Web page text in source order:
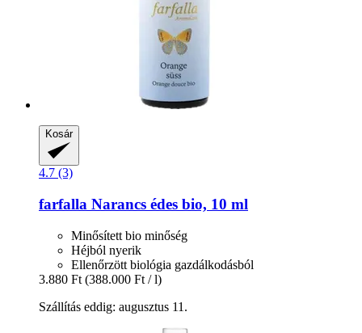
Kosár
4.7 (3)
farfalla Narancs édes bio, 10 ml
Minősített bio minőség
Héjból nyerik
Ellenőrzött biológia gazdálkodásból
3.880 Ft (388.000 Ft / l)
Szállítás eddig: augusztus 11.